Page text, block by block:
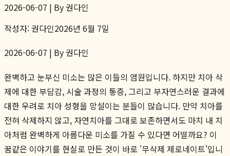
2026-06-07 | By 권다인
작성자:권다인2026년 6월 7일
2026-06-07 | By 권다인
완벽하고 눈부신 미소는 많은 이들의 염원입니다. 하지만 치아 삭
제에 대한 부담감, 시술 과정의 통증, 그리고 부자연스러운 결과에
대한 우려로 치아 성형을 망설이는 분들이 많습니다. 만약 치아를
전혀 삭제하지 않고, 자연치아를 그대로 보존하면서도 마치 내 치
아처럼 완벽하게 아름다운 미소를 가질 수 있다면 어떨까요? 이
꿈같은 이야기를 현실로 만든 것이 바로 '무삭제 제로네이트'입니